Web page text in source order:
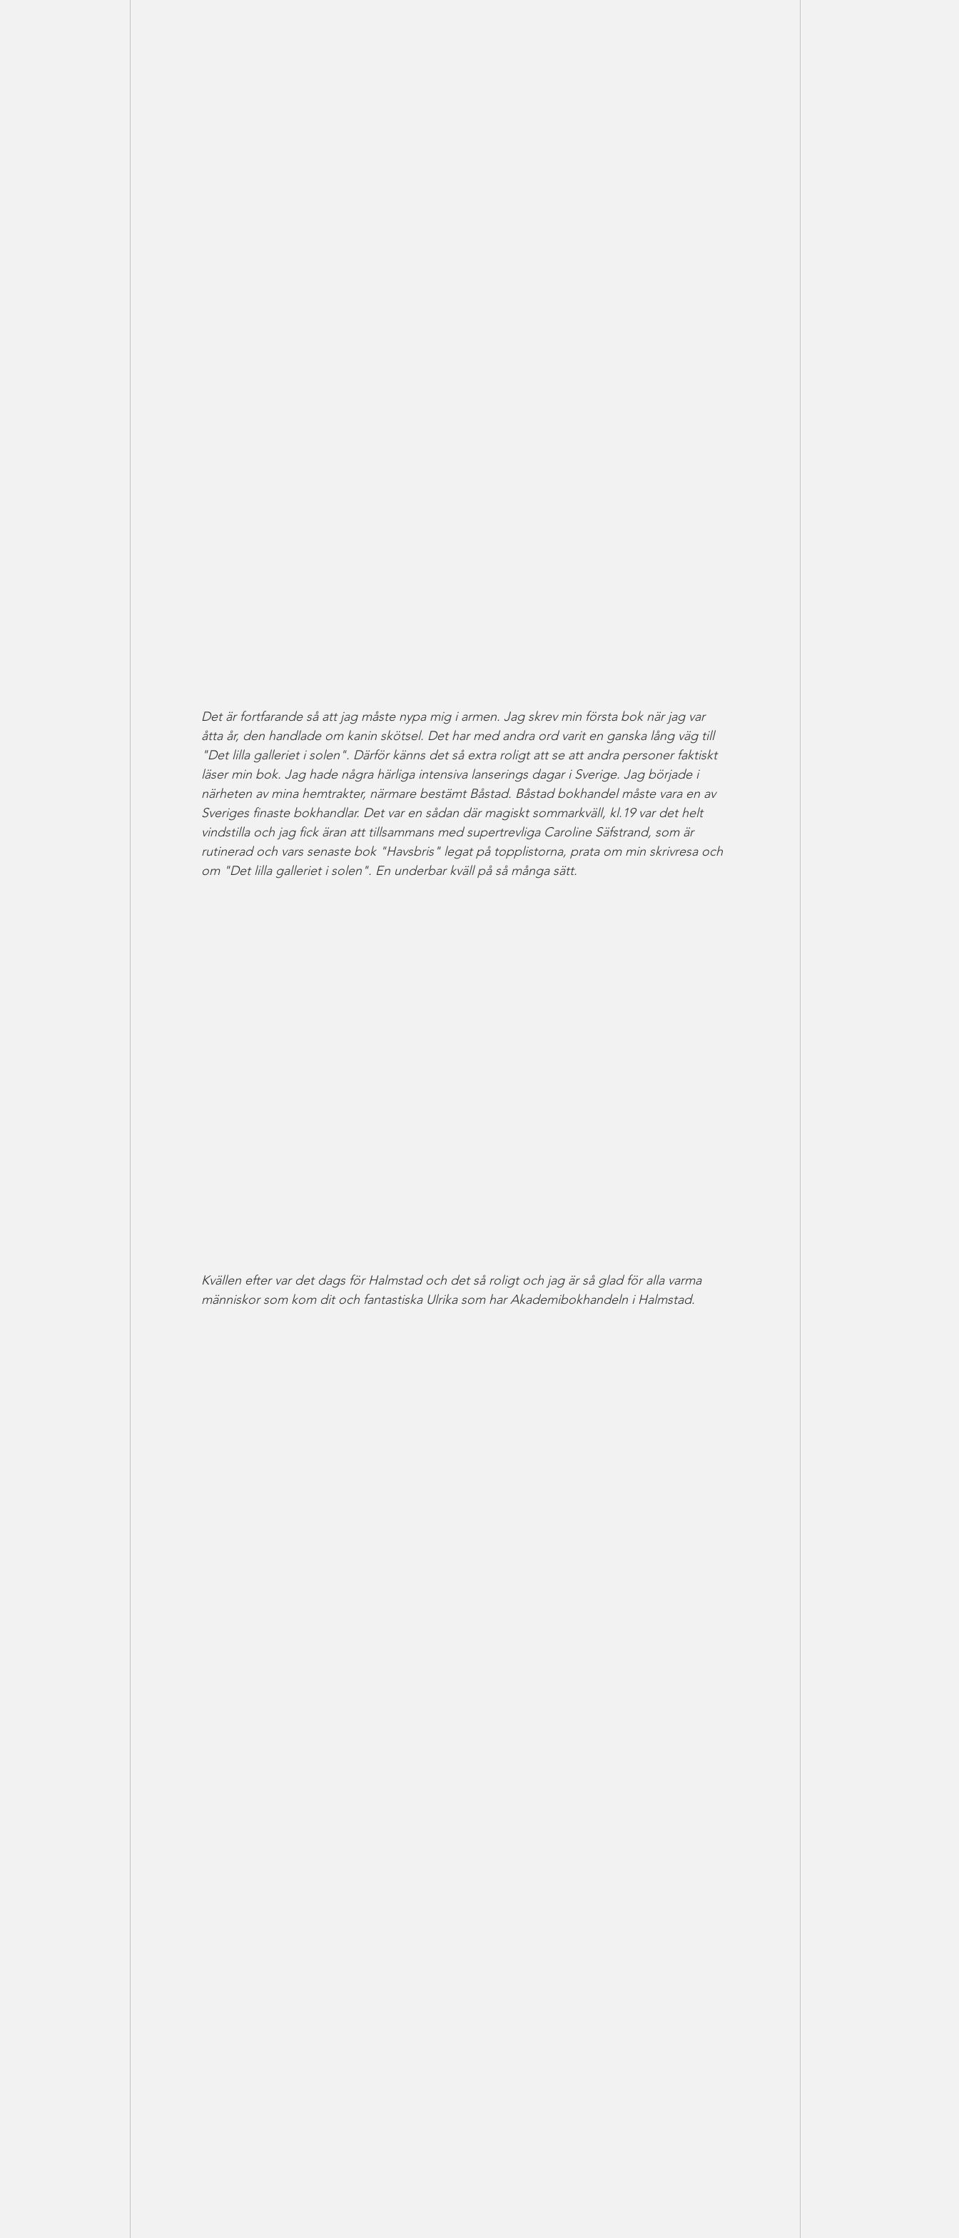
Det är fortfarande så att jag måste nypa mig i armen. Jag skrev min första bok när jag var
åtta år, den handlade om kanin skötsel. Det har med andra ord varit en ganska lång väg till
"Det lilla galleriet i solen". Därför känns det så extra roligt att se att andra personer faktiskt
läser min bok. Jag hade några härliga intensiva lanserings dagar i Sverige. Jag började i
närheten av mina hemtrakter, närmare bestämt Båstad. Båstad bokhandel måste vara en av
Sveriges finaste bokhandlar. Det var en sådan där magiskt sommarkväll, kl.19 var det helt
vindstilla och jag fick äran att tillsammans med supertrevliga Caroline Säfstrand, som är
rutinerad och vars senaste bok "Havsbris" legat på topplistorna, prata om min skrivresa och
om "Det lilla galleriet i solen". En underbar kväll på så många sätt.
Kvällen efter var det dags för Halmstad och det så roligt och jag är så glad för alla varma
människor som kom dit och fantastiska Ulrika som har Akademibokhandeln i Halmstad.